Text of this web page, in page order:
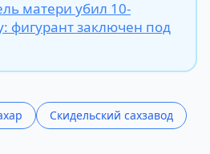
матери убил 10-
фигурант заключен под
Скидельский сахзавод